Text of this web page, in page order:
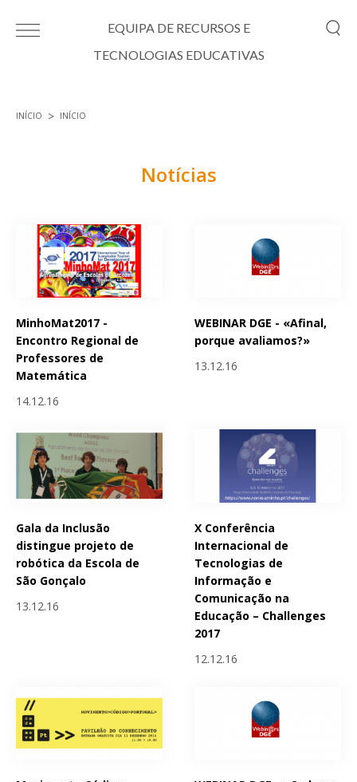
EQUIPA DE RECURSOS E
TECNOLOGIAS EDUCATIVAS
INÍCIO INÍCIO
Notícias
MinhoMat2017 -
Encontro Regional de
Professores de
Matemática
14.12.16
WEBINAR DGE - «Afinal,
porque avaliamos?»
13.12.16
Gala da Inclusão
distingue projeto de
robótica da Escola de
São Gonçalo
13.12.16
X Conferência
Internacional de
Tecnologias de
Informação e
Comunicação na
Educação – Challenges
2017
12.12.16
Páginas